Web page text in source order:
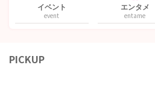
イベント
event
エンタメ
entame
PICKUP